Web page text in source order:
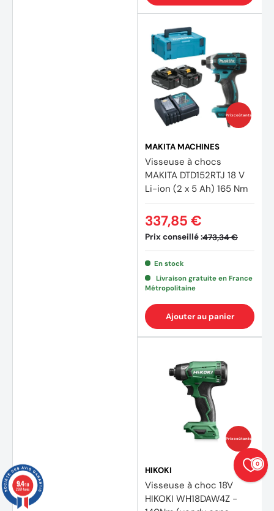
Prix coûtants
MAKITA MACHINES
Visseuse à chocs
MAKITA DTD152RTJ 18 V
Li-ion (2 x 5 Ah) 165 Nm
Prix conseillé :473,34 €
337,85 €
En stock
Livraison gratuite en France
Métropolitaine
Ajouter au panier
Prix coûtants
HIKOKI
Visseuse à choc 18V
HIKOKI WH18DAW4Z -
0
9.4/10
23874 avis